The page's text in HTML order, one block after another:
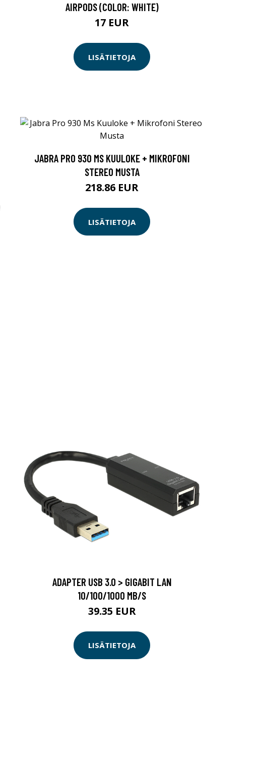
AIRPODS (COLOR: WHITE)
17 EUR
LISÄTIETOJA
JABRA PRO 930 MS KUULOKE + MIKROFONI
STEREO MUSTA
218.86 EUR
LISÄTIETOJA
ADAPTER USB 3.0 > GIGABIT LAN
10/100/1000 MB/S
39.35 EUR
LISÄTIETOJA